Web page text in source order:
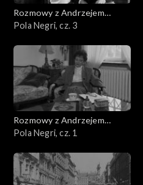
Rozmowy z Andrzejem
Doboszem
Pola Negri, cz. 3
Rozmowy z Andrzejem
Doboszem
Pola Negri, cz. 1